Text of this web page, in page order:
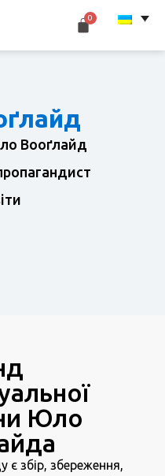
Вооґлайд
Юло
збір, збереження,